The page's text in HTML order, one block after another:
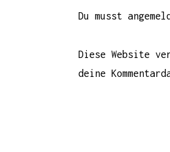
N
A
Du musst
Diese Website
deine